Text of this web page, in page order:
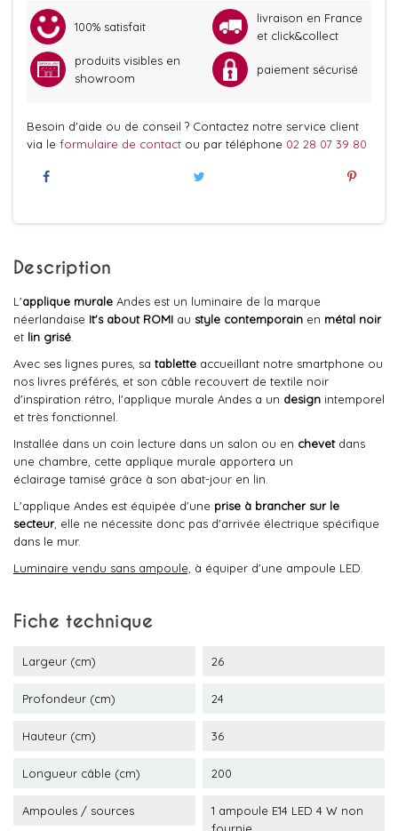
100% satisfait
livraison en France
et click&collect
produits visibles en
showroom
paiement sécurisé
Besoin d'aide ou de conseil ? Contactez notre service client
via le formulaire de contact ou par téléphone 02 28 07 39 80
Description
L'applique murale Andes est un luminaire de la marque
néerlandaise It's about ROMI au style contemporain en métal noir
et lin grisé
Avec ses lignes pures, sa tablette accueillant notre smartphone ou
nos livres préférés, et son câble recouvert de textile noir
d'inspiration rétro, l'applique murale Andes a un design intemporel
et très fonctionnel.
Installée dans un coin lecture dans un salon ou en chevetdans
une chambre, cette applique murale apportera un
éclairage tamisé grâce à son abat-jour en lin.
L'applique Andes est équipée d'une prise à brancher sur le
secteur, elle ne nécessite donc pas d'arrivée électrique spécifique
dans le mur.
Luminaire vendu sans ampoule, à équiper d'une ampoule LED.
Fiche technique
Largeur (cm) 26
Profondeur (cm) 24
Hauteur (cm) 36
Longueur câble (cm) 200
Ampoules / sources
1 ampoule E14 LED 4 W non